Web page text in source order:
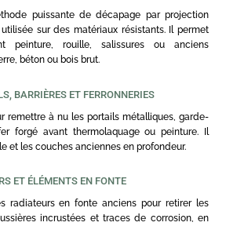
puissante de décapage par projection
sur des matériaux résistants. Il permet
peinture, rouille, salissures ou anciens
béton ou bois brut.
BARRIÈRES ET FERRONNERIES
remettre à nu les portails métalliques, garde-
forgé avant thermolaquage ou peinture. Il
et les couches anciennes en profondeur.
ET ÉLÉMENTS EN FONTE
radiateurs en fonte anciens pour retirer les
incrustées et traces de corrosion, en